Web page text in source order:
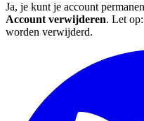
Ja, je kunt je account
Account verwijderen. Let
worden verwijderd.